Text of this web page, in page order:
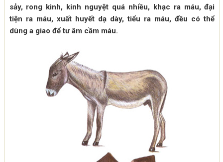
sảy, rong kinh, kinh nguyệt quá nhiều, khạc ra máu, đại
tiện ra máu, xuất huyết dạ dày, tiểu ra máu, đều có thể
dùng a giao để tư âm cầm máu.